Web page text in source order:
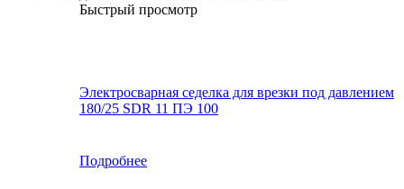
Быстрый просмотр
Электросварная седелка для врезки под давлением
180/25 SDR 11 ПЭ 100
Подробнее